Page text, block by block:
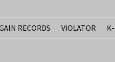
RECORDS VIOLATOR